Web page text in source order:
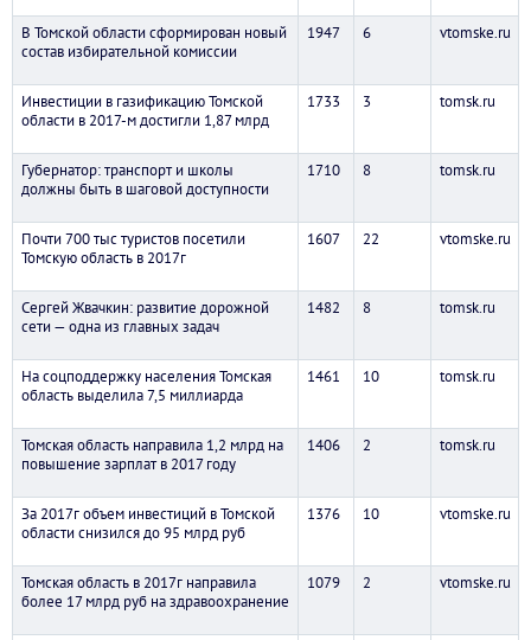
В Томской области сформирован новый
состав избирательной комиссии
1947 6 vtomske.ru
Инвестиции в газификацию Томской
области в 2017-м достигли 1,87 млрд
1733 3 tomsk.ru
Губернатор: транспорт и школы
должны быть в шаговой доступности
1710 8 tomsk.ru
Почти 700 тыс туристов посетили
Томскую область в 2017г
1607 22 vtomske.ru
Сергей Жвачкин: развитие дорожной
сети — одна из главных задач
1482 8 tomsk.ru
На соцподдержку населения Томская
область выделила 7,5 миллиарда
1461 10 tomsk.ru
Томская область направила 1,2 млрд на
повышение зарплат в 2017 году
1406 2 tomsk.ru
За 2017г объем инвестиций в Томской
области снизился до 95 млрд руб
1376 10 vtomske.ru
Томская область в 2017г направила
более 17 млрд руб на здравоохранение
1079 2 vtomske.ru